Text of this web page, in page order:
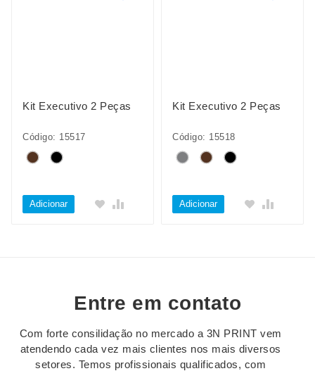
Kit Executivo 2 Peças
Código: 15517
Adicionar
Kit Executivo 2 Peças
Código: 15518
Adicionar
Entre em contato
Com forte consilidação no mercado a 3N PRINT vem
atendendo cada vez mais clientes nos mais diversos
setores. Temos profissionais qualificados, com